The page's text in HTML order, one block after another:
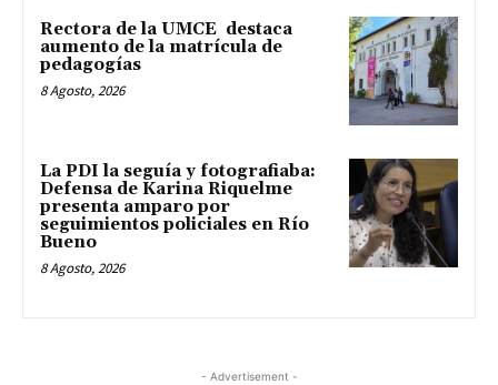
Rectora de la UMCE destaca
aumento de la matrícula de
pedagogías
8 Agosto, 2026
La PDI la seguía y fotografiaba:
Defensa de Karina Riquelme
presenta amparo por
seguimientos policiales en Río
Bueno
8 Agosto, 2026
- Advertisement -